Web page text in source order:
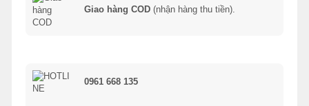
Giao hàng COD (nhận hàng thu tiền).
0961 668 135